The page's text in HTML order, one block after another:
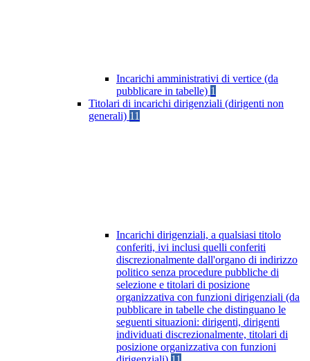
Incarichi amministrativi di vertice (da
pubblicare in tabelle) 1
Titolari di incarichi dirigenziali (dirigenti non
generali) 11
Incarichi dirigenziali, a qualsiasi titolo
conferiti, ivi inclusi quelli conferiti
discrezionalmente dall'organo di indirizzo
politico senza procedure pubbliche di
selezione e titolari di posizione
organizzativa con funzioni dirigenziali (da
pubblicare in tabelle che distinguano le
seguenti situazioni: dirigenti, dirigenti
individuati discrezionalmente, titolari di
posizione organizzativa con funzioni